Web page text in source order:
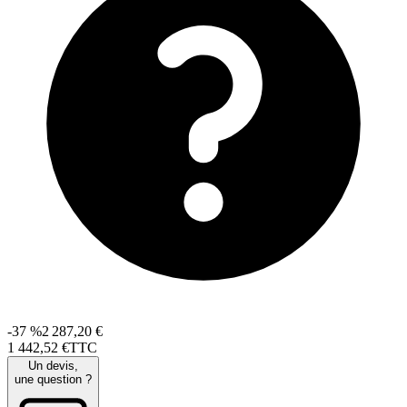
-37 %2 287,20 €
1 442,52 €TTC
Un devis,
une question ?